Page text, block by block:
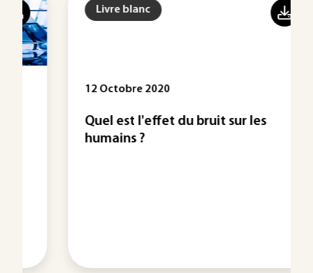
Livre blanc
12 Octobre 2020
Quel est l'effet du bruit sur les
humains ?